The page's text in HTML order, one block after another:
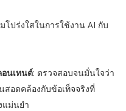
โปร่งใสในการใช้งาน AI กับ
อนเทนต์: ตรวจสอบจนมั่นใจว่า
อดคล้องกับข้อเท็จจริงที่
แม่นยำ